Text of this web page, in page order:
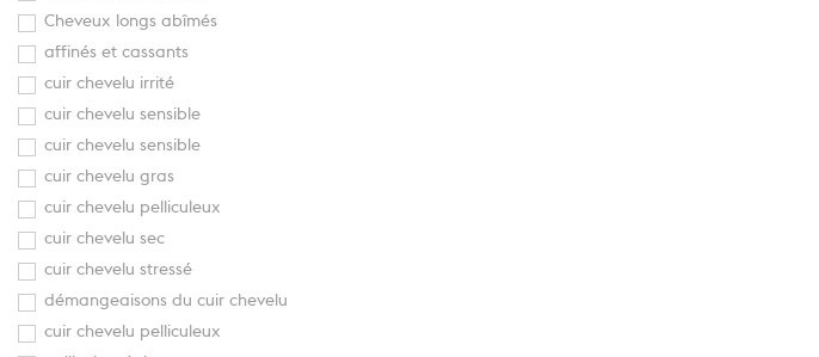
Cheveux longs abîmés
affinés et cassants
cuir chevelu irrité
cuir chevelu sensible
cuir chevelu sensible
cuir chevelu gras
cuir chevelu pelliculeux
cuir chevelu sec
cuir chevelu stressé
démangeaisons du cuir chevelu
cuir chevelu pelliculeux